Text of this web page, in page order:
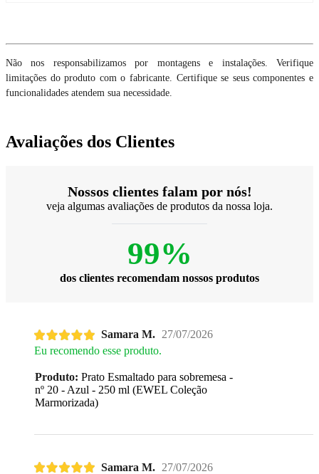
Não nos responsabilizamos por montagens e instalações. Verifique
limitações do produto com o fabricante. Certifique se seus componentes e
funcionalidades atendem sua necessidade.
Avaliações dos Clientes
Nossos clientes falam por nós!
veja algumas avaliações de produtos da nossa loja.
99%
dos clientes recomendam nossos produtos
Samara M. 27/07/2026
Eu recomendo esse produto.
Produto: Prato Esmaltado para sobremesa -
nº 20 - Azul - 250 ml (EWEL Coleção
Marmorizada)
Samara M. 27/07/2026